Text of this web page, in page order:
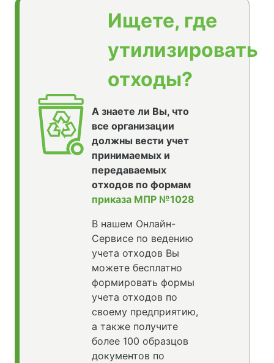
Ищете, где
утилизировать
отходы?
А знаете ли Вы, что
все организации
должны вести учет
принимаемых и
передаваемых
отходов по формам
приказа МПР №1028
В нашем Онлайн-
Сервисе по ведению
учета отходов Вы
можете бесплатно
формировать формы
учета отходов по
своему предприятию,
а также получите
более 100 образцов
документов по